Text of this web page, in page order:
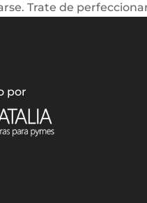
Trate de
por